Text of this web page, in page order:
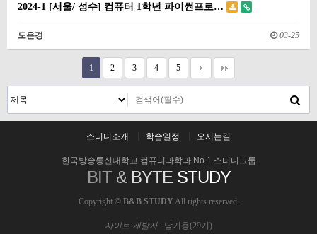
2024-1 [서울/ 성수] 컴퓨터 1학년 파이썬프로…
도은경 03-25
1 2 3 4 5
스터디소개 학습일정 오시는길
한국방송통신대학교 컴퓨터과학과 No.1 스터디그룹
BIT & BYTESTUDY
Copyright © B&B STUDY All rights reserved.
사이트 개발자: 남기용(29기)